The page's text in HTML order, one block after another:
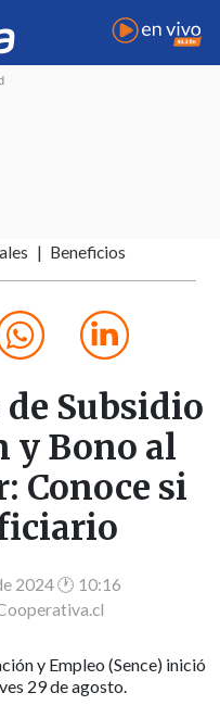
Beneficios
Subsidio
y Bono al
Conoce si
2024 🕐 10:16
y Empleo (Sence) inició
29 de agosto.